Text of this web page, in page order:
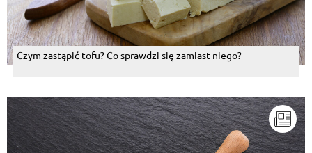
Czym zastąpić tofu? Co sprawdzi się zamiast niego?